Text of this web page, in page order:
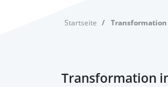
Startseite Transformation
Transformation